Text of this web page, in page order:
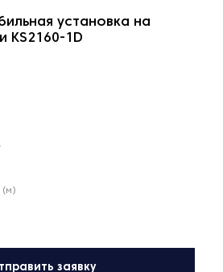
установка на
KS2160-1D
(м)
заявку